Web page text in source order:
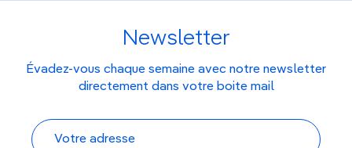
Newsletter
Évadez-vous chaque semaine avec notre newsletter
directement dans votre boite mail